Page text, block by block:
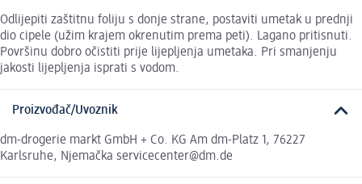
Odlijepiti zaštitnu foliju s donje strane, postaviti umetak u prednji
dio cipele (užim krajem okrenutim prema peti). Lagano pritisnuti.
Površinu dobro očistiti prije lijepljenja umetaka. Pri smanjenju
jakosti lijepljenja isprati s vodom.
Proizvođač/Uvoznik
dm-drogerie markt GmbH + Co. KG Am dm-Platz 1, 76227
Karlsruhe, Njemačka servicecenter@dm.de